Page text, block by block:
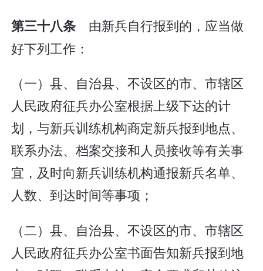
第三十八条 由新兵自行报到的，应当做
好下列工作：
（一）县、自治县、不设区的市、市辖区
人民政府征兵办公室根据上级下达的计
划，与新兵训练机构商定新兵报到地点、
联系办法、档案交接和人员接收等有关事
宜，及时向新兵训练机构通报新兵名单、
人数、到达时间等事项；
（二）县、自治县、不设区的市、市辖区
人民政府征兵办公室书面告知新兵报到地